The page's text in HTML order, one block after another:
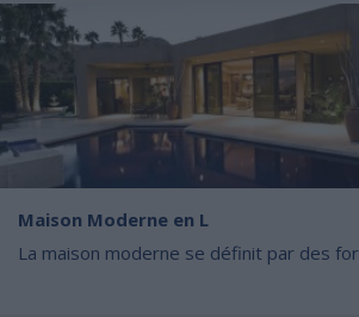
Maison Moderne en L
La maison moderne se définit par des